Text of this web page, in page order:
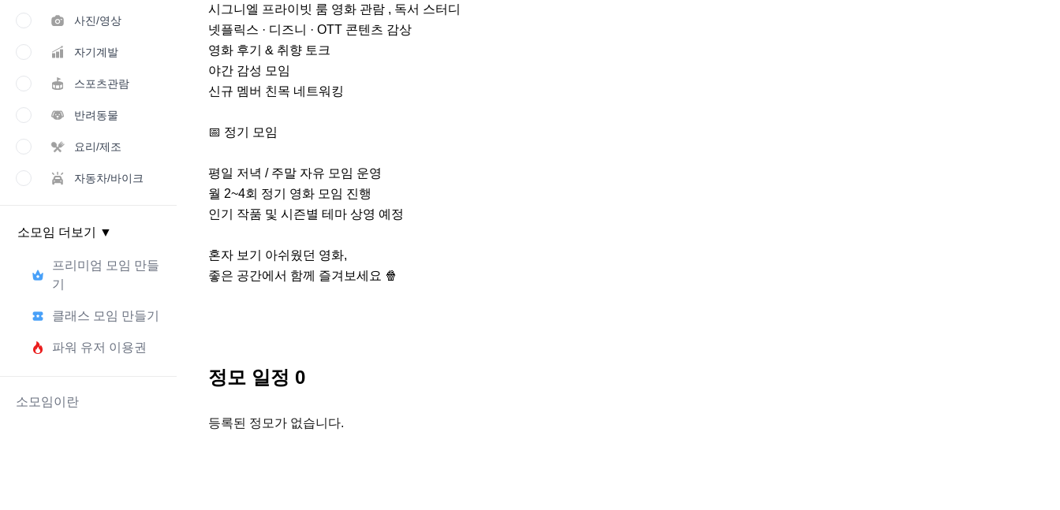
사진/영상
자기계발
스포츠관람
반려동물
요리/제조
자동차/바이크
소모임 더보기 ▼
프리미엄 모임 만들
기
클래스 모임 만들기
파워 유저 이용권
소모임이란
시그니엘 프라이빗 룸 영화 관람 , 독서 스터디
넷플릭스 · 디즈니 · OTT 콘텐츠 감상
영화 후기 & 취향 토크
야간 감성 모임
신규 멤버 친목 네트워킹
📅 정기 모임
평일 저녁 / 주말 자유 모임 운영
월 2~4회 정기 영화 모임 진행
인기 작품 및 시즌별 테마 상영 예정
혼자 보기 아쉬웠던 영화,
좋은 공간에서 함께 즐겨보세요 🍿
정모 일정 0
등록된 정모가 없습니다.